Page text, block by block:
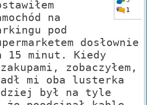
1
na
pod
dosłownie
15 minut. Kiedy
zobaczyłem,
mi oba lusterka
był na tyle